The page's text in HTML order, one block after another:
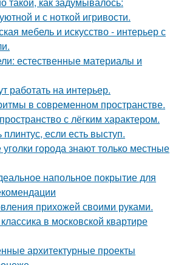
и с ноткой игривости.
мебель и искусство - интерьер с
естественные материалы и
работать на интерьер.
в современном пространстве.
с лёгким характером.
плинтус, если есть выступ.
города знают только местные
напольное покрытие для
прихожей своими руками.
в московской квартире
архитектурные проекты